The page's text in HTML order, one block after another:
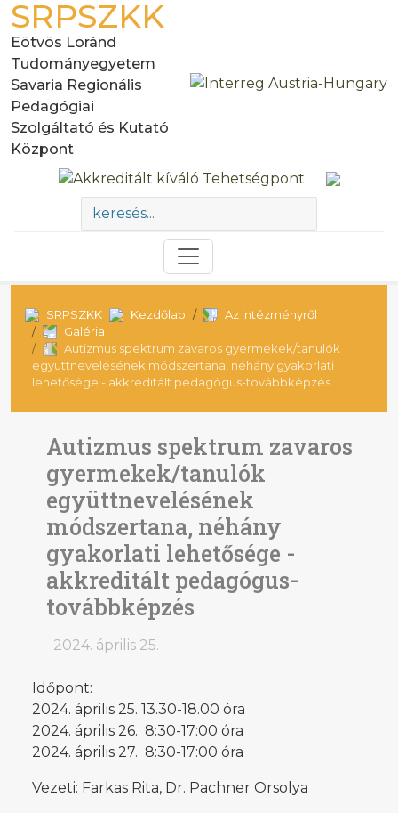
SRPSZKK
Eötvös Loránd
Tudományegyetem
Savaria Regionális
Pedagógiai
Szolgáltató és Kutató
Központ
SRPSZKK Kezdőlap
Az intézményről
Galéria
Autizmus spektrum zavaros gyermekek/tanulók
együttnevelésének módszertana, néhány gyakorlati
lehetősége - akkreditált pedagógus-továbbképzés
Autizmus spektrum zavaros
gyermekek/tanulók
együttnevelésének
módszertana, néhány
gyakorlati lehetősége -
akkreditált pedagógus-
továbbképzés
2024. április 25.
Időpont:
2024. április 25. 13.30-18.00 óra
2024. április 26. 8:30-17:00 óra
2024. április 27. 8:30-17:00 óra
Vezeti: Farkas Rita, Dr. Pachner Orsolya